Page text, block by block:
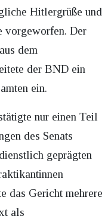
Hitlergrüße und
vorgeworfen. Der
dem
der BND ein
ein.
nur einen Teil
des Senats
geprägten
das Gericht mehrere
als